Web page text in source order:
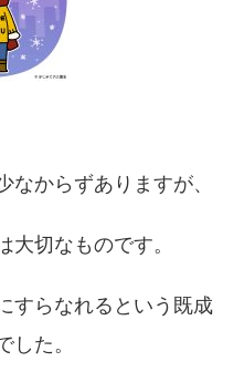
からずありますが、
切なものです。
すらなれるという既成
た。